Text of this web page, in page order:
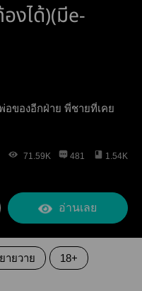
งได้)(มีe-
อของอีกฝ่าย พี่ชายที่เคย
71.59K 481 1.54K
อ่านเลย
ายวาย 18+